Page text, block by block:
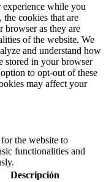
while you
cookies that are
browser as they are
of the website. We
and understand how
stored in your browser
to opt-out of these
may affect your
the website to
functionalities and
Descripción